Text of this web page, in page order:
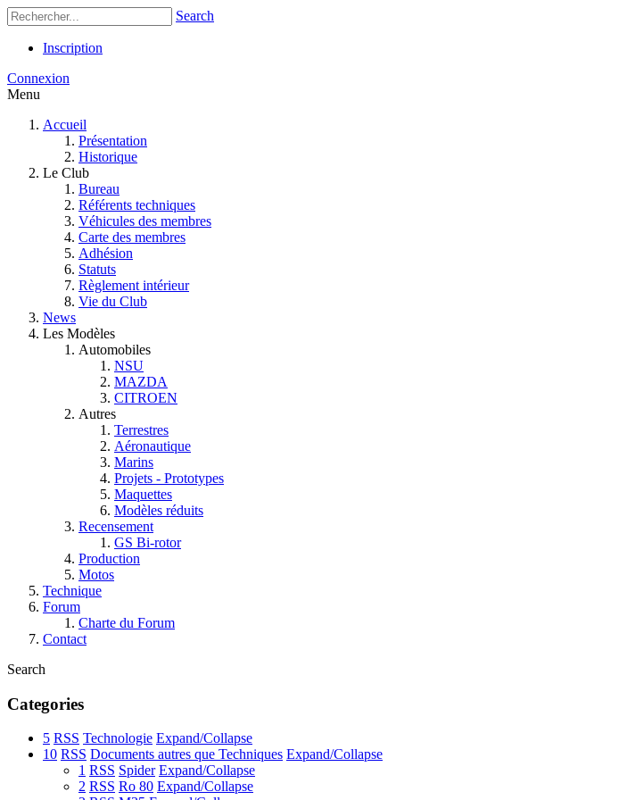
Search
Inscription
Connexion
Menu
Accueil
Présentation
Historique
Le Club
Bureau
Référents techniques
Véhicules des membres
Carte des membres
Adhésion
Statuts
Règlement intérieur
Vie du Club
News
Les Modèles
Automobiles
NSU
MAZDA
CITROEN
Autres
Terrestres
Aéronautique
Marins
Projets - Prototypes
Maquettes
Modèles réduits
Recensement
GS Bi-rotor
Production
Motos
Technique
Forum
Charte du Forum
Contact
Search
Categories
5 RSS Technologie Expand/Collapse
10 RSS Documents autres que Techniques Expand/Collapse
1 RSS Spider Expand/Collapse
2 RSS Ro 80 Expand/Collapse